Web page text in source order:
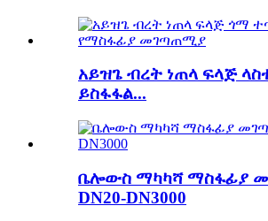
አይዝጌ ብረት ነጠላ ፍላጅ
ይስፋፋል...
ቤሎውስ ማካካሻ ማስፋፊያ
DN20-DN3000